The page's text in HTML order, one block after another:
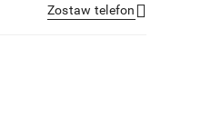
Zostaw telefon